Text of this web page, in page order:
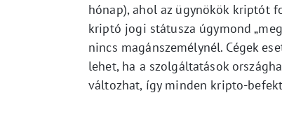
hónap), ahol az ügynökök kriptót
kriptó jogi státusza úgymond
nincs magánszemélynél. Cégek
lehet, ha a szolgáltatások
változhat, így minden kripto-